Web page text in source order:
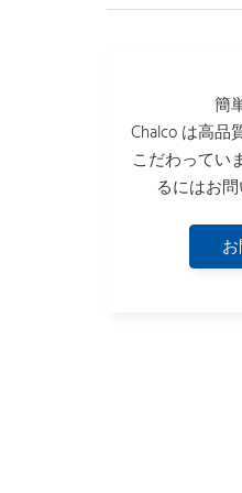
簡
Chalco は高品
こだわってい
るにはお